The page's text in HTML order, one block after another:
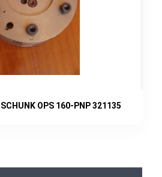
OPS 160-PNP 321135